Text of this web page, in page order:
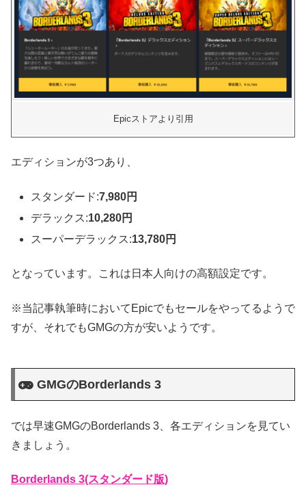
Epicストアより引用
エディションが3つあり、
スタンダード:7,980円
デラックス:10,280円
スーパーデラックス:13,780円
となっています。これは日本人向けの高額設定です。
※当記事執筆時においてEpicでもセールをやってるようで
すが、それでもGMGの方が安いようです。
GMGのBorderlands 3
では早速GMGのBorderlands 3、各エディションを見てい
きましょう。
Borderlands 3(スタンダード版)